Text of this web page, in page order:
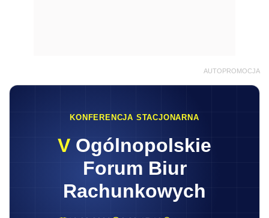
AUTOPROMOCJA
KONFERENCJA STACJONARNA
V Ogólnopolskie
Forum Biur
Rachunkowych